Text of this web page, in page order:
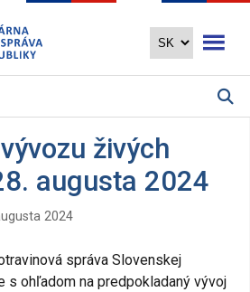
živých
augusta 2024
2024
správa Slovenskej
s ohľadom na predpokladaný vývoj